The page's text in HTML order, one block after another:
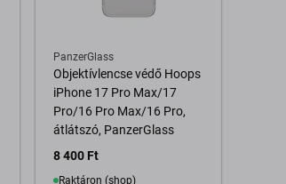
PanzerGlass
Objektívlencse védő Hoops
iPhone 17 Pro Max/17
Pro/16 Pro Max/16 Pro,
átlátszó, PanzerGlass
8 400 Ft
Raktáron (shop)